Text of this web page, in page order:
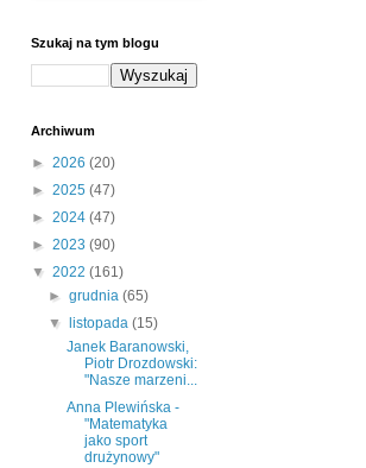
Szukaj na tym blogu
Archiwum
► 2026 (20)
► 2025 (47)
► 2024 (47)
► 2023 (90)
▼ 2022 (161)
►grudnia(65)
▼
listopada(15)
Janek Baranowski,
Piotr Drozdowski:
"Nasze marzeni...
Anna Plewińska -
"Matematyka
jako sport
drużynowy"